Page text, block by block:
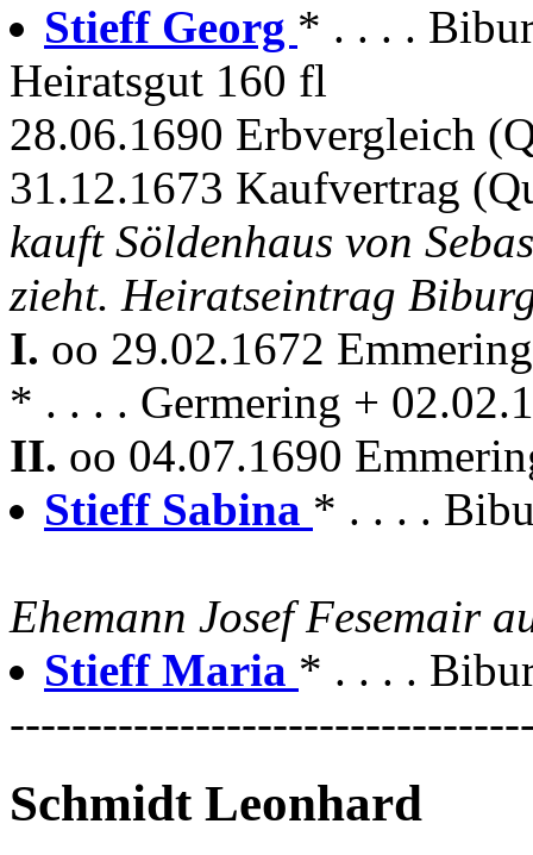
Stieff Georg * . . . .
Heiratsgut 160 fl
28.06.1690 Erbvergleich
31.12.1673 Kaufvertrag
kauft Söldenhaus von
zieht. Heiratseintrag
I. oo 29.02.1672
* . . . . Germering +
II. oo 04.07.1690
Stieff Sabina * . . . .
Ehemann Josef Fesemair
Stieff Maria * . . . .
Schmidt Leonhard